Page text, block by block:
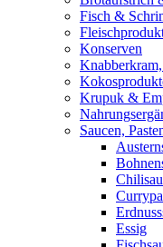
Fisch &
Konserven
Krupuk &
Saucen,
Essig